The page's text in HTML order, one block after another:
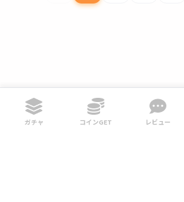
ガチャ コインGET レビュー